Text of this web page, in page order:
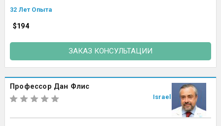
32 Лет Опыта
$194
ЗАКАЗ КОНСУЛЬТАЦИИ
Профессор Дан Флис
Israel